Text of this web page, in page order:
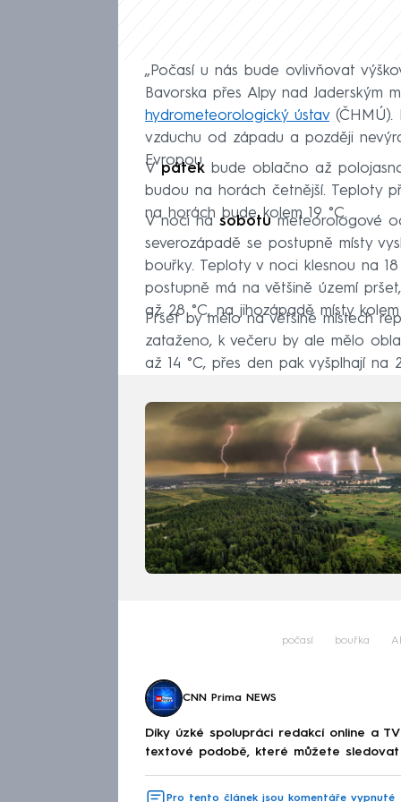
„Počasí u nás bude ovlivňovat
Bavorska přes Alpy nad Jaderským
hydrometeorologický ústav(ČHMÚ).
vzduchu od západu a později
Evropou.
Vpátek bude oblačno až
budou na horách četnější. Teploty
na horách bude kolem 19 °C.
V noci na sobotumeteorologové
severozápadě se postupně místy
bouřky. Teploty v noci klesnou na
postupně má na většině území
až 28 °C, na jihozápadě místy
Pršet by mělo na většině místech
zataženo, k večeru by ale mělo
až 14 °C, přes den pak vyšplhají na
počasí bouřka
CNN Prima NEWS
Díky úzké spolupráci redakcí online a
textové podobě, které můžete
Pro tento článek jsou komentáře vypnuté